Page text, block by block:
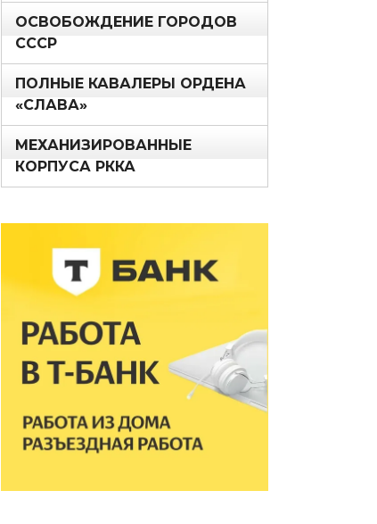
ОСВОБОЖДЕНИЕ ГОРОДОВ
СССР
ПОЛНЫЕ КАВАЛЕРЫ ОРДЕНА
«СЛАВА»
МЕХАНИЗИРОВАННЫЕ
КОРПУСА РККА